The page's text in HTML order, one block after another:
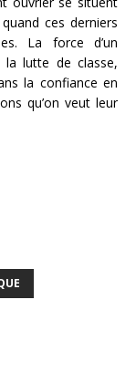
ces derniers
La force d’un
la lutte de classe,
la confiance en
qu’on veut leur